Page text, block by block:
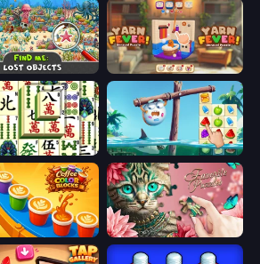
Lost Objects Yarn Fever! Unravel Puzzle
Shanghai Sugar Heroes
Color Blocks Favorite Puzzles